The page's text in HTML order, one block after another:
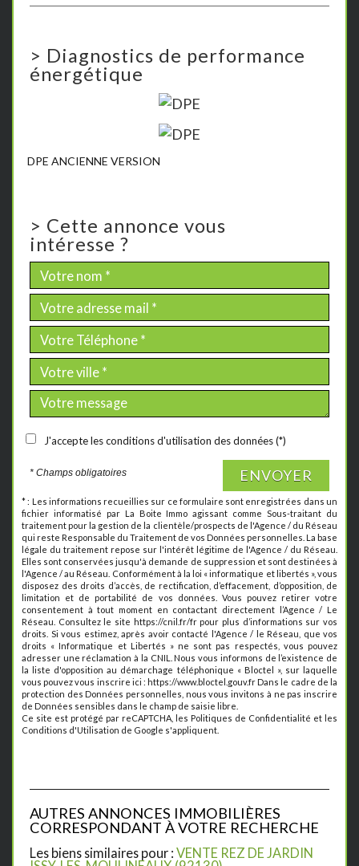
> Diagnostics de performance
énergétique
DPE ANCIENNE VERSION
> Cette annonce vous
intéresse ?
J'accepte les conditions d'utilisation des données (*)
* Champs obligatoires ENVOYER
* : Les informations recueillies sur ce formulaire sont enregistrées dans un
fichier informatisé par La Boite Immo agissant comme Sous-traitant du
traitement pour la gestion de la clientèle/prospects de l'Agence / du Réseau
qui reste Responsable du Traitement de vos Données personnelles. La base
légale du traitement repose sur l'intérêt légitime de l'Agence / du Réseau.
Elles sont conservées jusqu'à demande de suppression et sont destinées à
l'Agence / au Réseau. Conformément à la loi « informatique et libertés », vous
disposez des droits d’accès, de rectification, d’effacement, d’opposition, de
limitation et de portabilité de vos données. Vous pouvez retirer votre
consentement à tout moment en contactant directement l’Agence / Le
Réseau. Consultez le site https://cnil.fr/fr pour plus d’informations sur vos
droits. Si vous estimez, après avoir contacté l'Agence / le Réseau, que vos
droits « Informatique et Libertés » ne sont pas respectés, vous pouvez
adresser une réclamation à la CNIL. Nous vous informons de l’existence de
la liste d'opposition au démarchage téléphonique « Bloctel », sur laquelle
vous pouvez vous inscrire ici : https://www.bloctel.gouv.fr Dans le cadre de la
protection des Données personnelles, nous vous invitons à ne pas inscrire
de Données sensibles dans le champ de saisie libre.
Ce site est protégé par reCAPTCHA, les Politiques de Confidentialité et les
Conditions d'Utilisation de Google s'appliquent.
AUTRES ANNONCES IMMOBILIÈRES
CORRESPONDANT À VOTRE RECHERCHE
Les biens similaires pour : VENTE REZ DE JARDIN